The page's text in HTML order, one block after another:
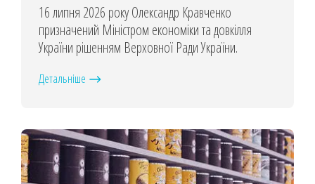
16 липня 2026 року Олександр Кравченко
призначений Міністром економіки та довкілля
України рішенням Верховної Ради України.
Детальніше